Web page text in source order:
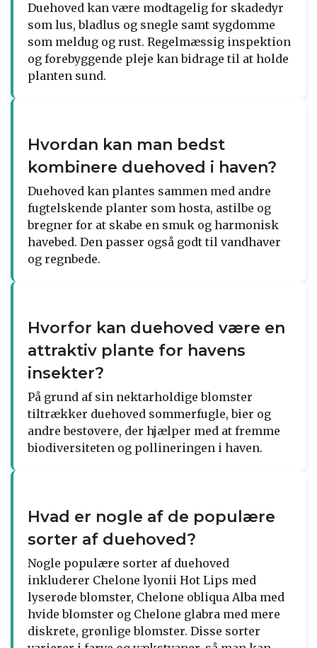
Duehoved kan være modtagelig for skadedyr
som lus, bladlus og snegle samt sygdomme
som meldug og rust. Regelmæssig inspektion
og forebyggende pleje kan bidrage til at holde
planten sund.
Hvordan kan man bedst
kombinere duehoved i haven?
Duehoved kan plantes sammen med andre
fugtelskende planter som hosta, astilbe og
bregner for at skabe en smuk og harmonisk
havebed. Den passer også godt til vandhaver
og regnbede.
Hvorfor kan duehoved være en
attraktiv plante for havens
insekter?
På grund af sin nektarholdige blomster
tiltrækker duehoved sommerfugle, bier og
andre bestøvere, der hjælper med at fremme
biodiversiteten og pollineringen i haven.
Hvad er nogle af de populære
sorter af duehoved?
Nogle populære sorter af duehoved
inkluderer Chelone lyonii Hot Lips med
lyserøde blomster, Chelone obliqua Alba med
hvide blomster og Chelone glabra med mere
diskrete, grønlige blomster. Disse sorter